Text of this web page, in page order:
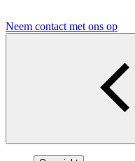
Neem contact met ons op